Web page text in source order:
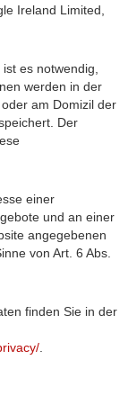
Ireland Limited,
es notwendig,
werden in der
am Domizil der
Der
einer
und an einer
angegebenen
von Art. 6 Abs.
finden Sie in der